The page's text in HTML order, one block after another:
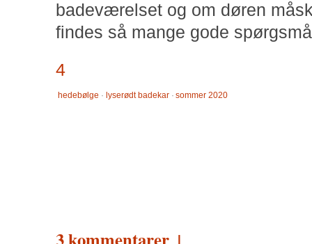
badeværelset og om døren
findes så mange gode
4
hedebølge · lyserødt badekar · sommer 2020